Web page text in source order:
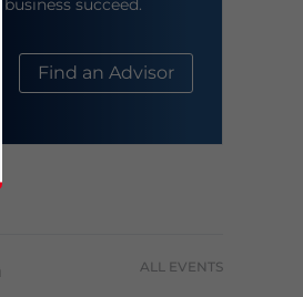
succeed.
Find an Advisor
ALL EVENTS